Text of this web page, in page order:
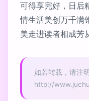
可得享完好，日后
情生活美创万千满
美走进读者相成芳
如若转载，请注
http://